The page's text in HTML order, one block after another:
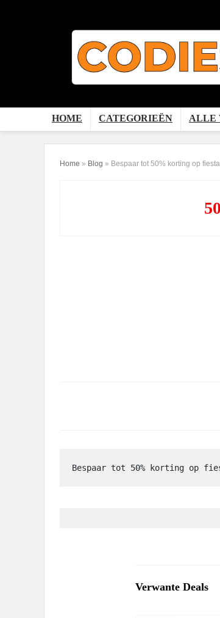
HOME CATEGORIEËN ALLE
Home » Blog » Bespaar tot 50% korting op
Bespaar tot 50% korting op
Verwante Deals